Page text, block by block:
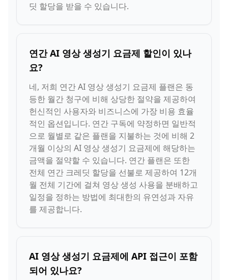
딧 할당을 받을 수 있습니다.
연간 AI 영상 생성기 요금제 할인이 있나
요?
네, 저희 연간 AI 영상 생성기 요금제 플랜은 동
등한 월간 청구에 비해 상당한 절약을 제공하여
헌신적인 사용자와 비즈니스에 가장 비용 효율
적인 옵션입니다. 연간 구독에 약정하면 일반적
으로 월별로 같은 플랜을 지불하는 것에 비해 2
개월 이상의 AI 영상 생성기 요금제에 해당하는
금액을 절약할 수 있습니다. 연간 플랜은 또한
전체 연간 크레딧 할당을 선불로 제공하여 12개
월 전체 기간에 걸쳐 영상 생성 사용을 분배하고
일정을 정하는 방법에 최대한의 유연성과 자유
를 제공합니다.
AI 영상 생성기 요금제에 API 접근이 포함
되어 있나요?